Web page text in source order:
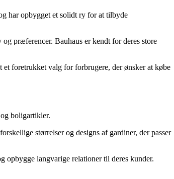
har opbygget et solidt ry for at tilbyde
præferencer. Bauhaus er kendt for deres store
foretrukket valg for forbrugere, der ønsker at købe
boligartikler.
størrelser og designs af gardiner, der passer
langvarige relationer til deres kunder.